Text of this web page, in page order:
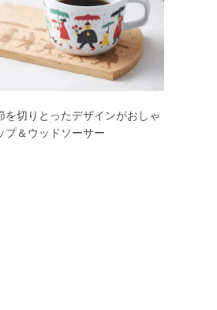
を切りとったデザインがおしゃ
プ＆ウッドソーサー